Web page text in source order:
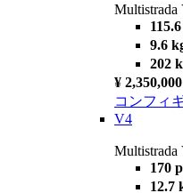
Multistrada
9.6
202
¥
コンフィ
V4
Multistrada
170
12.7